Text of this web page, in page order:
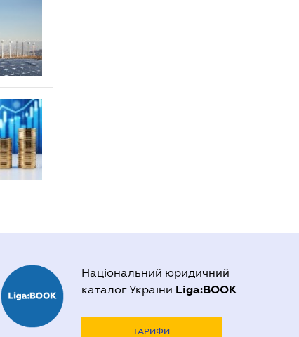
Національний юридичний
каталог України Liga:BOOK
ТАРИФИ